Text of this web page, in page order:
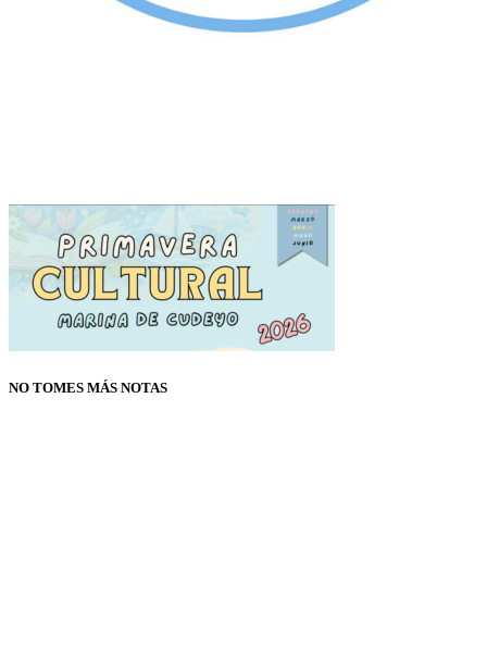
NO TOMES MÁS NOTAS